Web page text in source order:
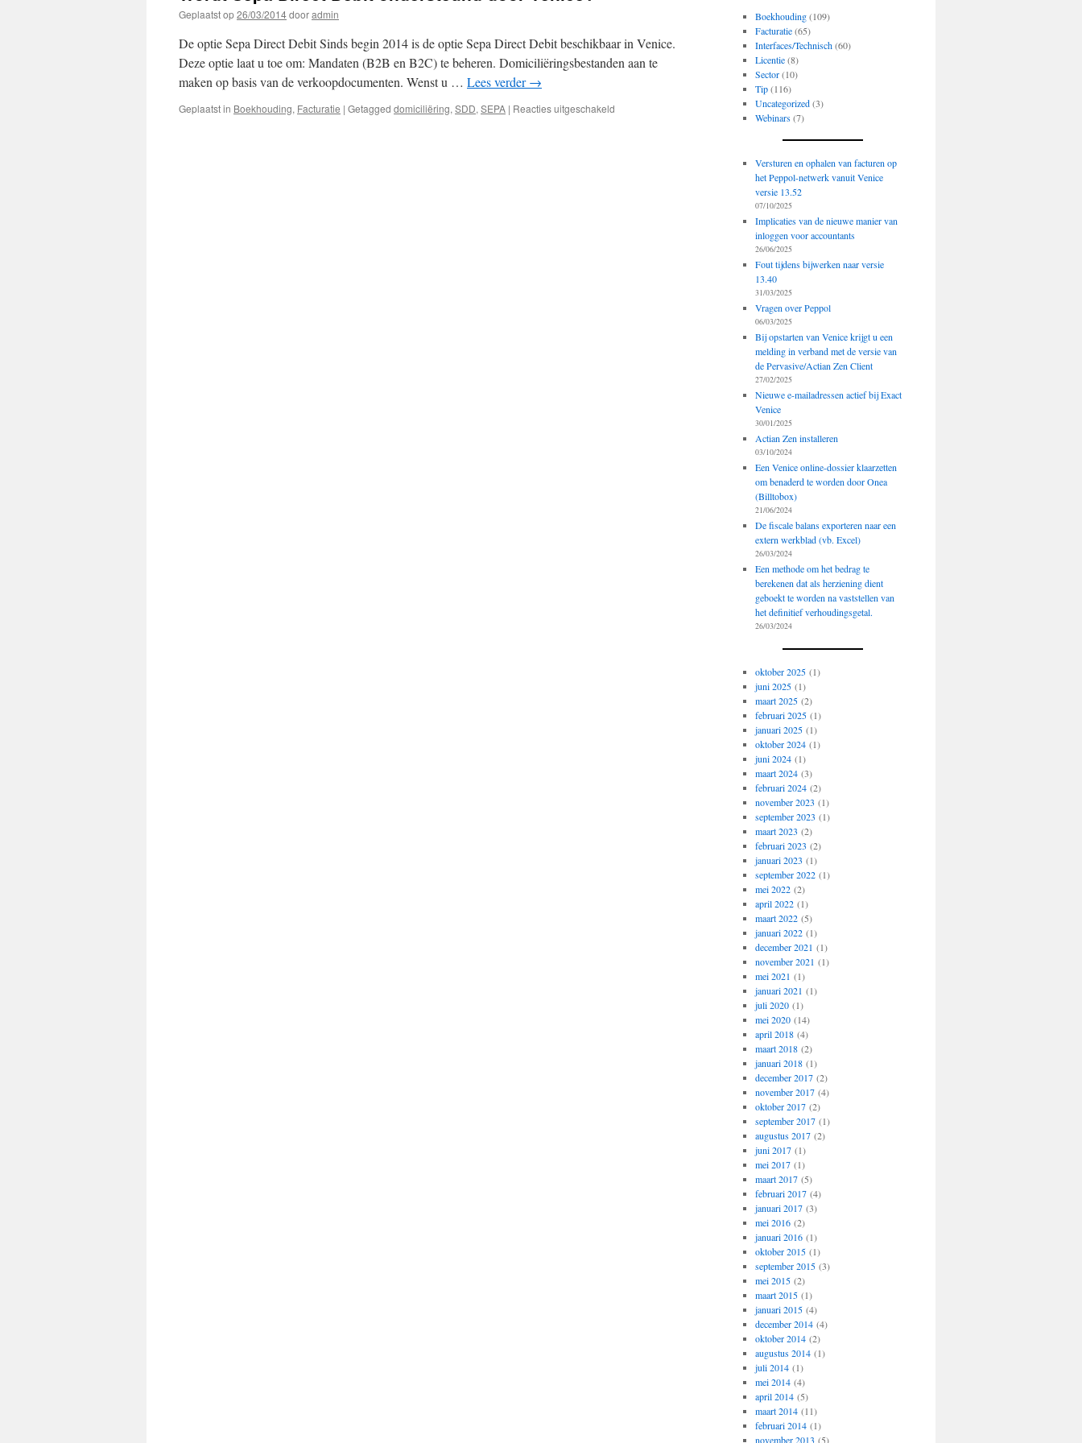
Geplaatst op26/03/2014dooradmin
De optie Sepa Direct Debit Sinds begin 2014 is de optie Sepa Direct Debit beschikbaar in Venice.
Deze optie laat u toe om: Mandaten (B2B en B2C) te beheren. Domiciliëringsbestanden aan te
maken op basis van de verkoopdocumenten. Wenst u … Lees verder→
Geplaatst in Boekhouding, Facturatie | Getagged domiciliëring, SDD, SEPA | Reacties uitgeschakeld
Boekhouding(109)
Facturatie(65)
Interfaces/Technisch(60)
Licentie(8)
Sector(10)
Tip(116)
Uncategorized(3)
Webinars(7)
Versturen en ophalen van facturen op
het Peppol-netwerk vanuit Venice
versie 13.52
07/10/2025
Implicaties van de nieuwe manier van
inloggen voor accountants
26/06/2025
Fout tijdens bijwerken naar versie
13.40
31/03/2025
Vragen over Peppol
06/03/2025
Bij opstarten van Venice krijgt u een
melding in verband met de versie van
de Pervasive/Actian Zen Client
27/02/2025
Nieuwe e-mailadressen actief bij Exact
Venice
30/01/2025
Actian Zen installeren
03/10/2024
Een Venice online-dossier klaarzetten
om benaderd te worden door Onea
(Billtobox)
21/06/2024
De fiscale balans exporteren naar een
extern werkblad (vb. Excel)
26/03/2024
Een methode om het bedrag te
berekenen dat als herziening dient
geboekt te worden na vaststellen van
het definitief verhoudingsgetal.
26/03/2024
oktober 2025(1)
juni 2025(1)
maart 2025(2)
februari 2025(1)
januari 2025(1)
oktober 2024(1)
juni 2024(1)
maart 2024(3)
februari 2024(2)
november 2023 (1)
september 2023 (1)
maart 2023 (2)
februari 2023 (2)
januari 2023 (1)
september 2022(1)
mei 2022(2)
april 2022(1)
maart 2022(5)
januari 2022(1)
december 2021 (1)
november 2021 (1)
mei 2021 (1)
januari 2021 (1)
juli 2020(1)
mei 2020(14)
april 2018(4)
maart 2018(2)
januari 2018(1)
december 2017(2)
november 2017(4)
oktober 2017(2)
september 2017(1)
augustus 2017(2)
juni 2017(1)
mei 2017(1)
maart 2017(5)
februari 2017(4)
januari 2017(3)
mei 2016(2)
januari 2016(1)
oktober 2015(1)
september 2015(3)
mei 2015(2)
maart 2015(1)
januari 2015(4)
december 2014(4)
oktober 2014(2)
augustus 2014(1)
juli 2014(1)
mei 2014(4)
april 2014(5)
maart 2014(11)
februari 2014(1)
november 2013 (5)